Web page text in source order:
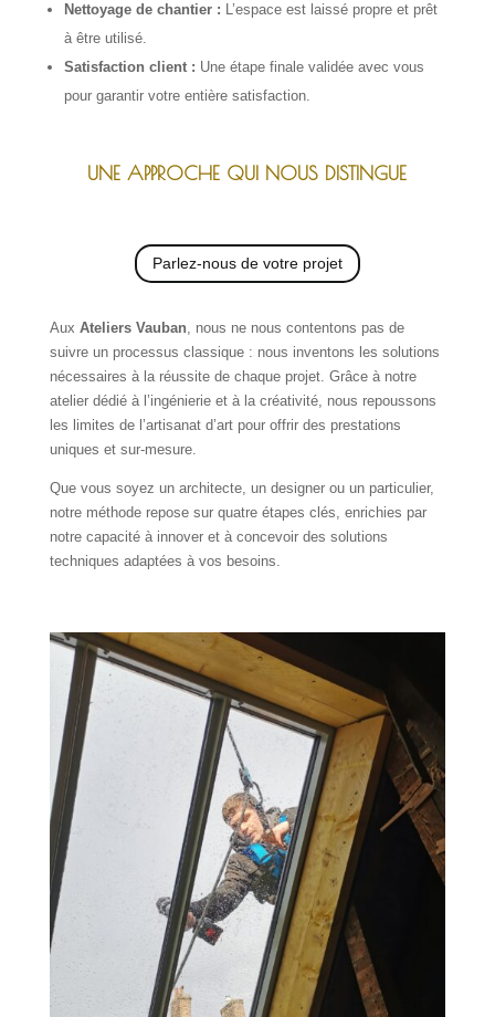
Nettoyage de chantier : L’espace est laissé propre et prêt
à être utilisé.
Satisfaction client : Une étape finale validée avec vous
pour garantir votre entière satisfaction.
UNE APPROCHE QUI NOUS DISTINGUE
Parlez-nous de votre projet
Aux Ateliers Vauban, nous ne nous contentons pas de
suivre un processus classique : nous inventons les solutions
nécessaires à la réussite de chaque projet. Grâce à notre
atelier dédié à l’ingénierie et à la créativité, nous repoussons
les limites de l’artisanat d’art pour offrir des prestations
uniques et sur-mesure.
Que vous soyez un architecte, un designer ou un particulier,
notre méthode repose sur quatre étapes clés, enrichies par
notre capacité à innover et à concevoir des solutions
techniques adaptées à vos besoins.